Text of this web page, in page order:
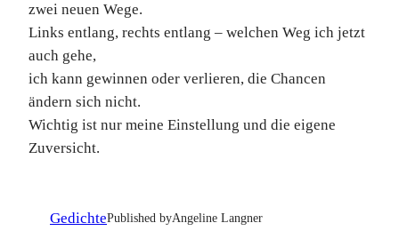
zwei neuen Wege.
Links entlang, rechts entlang – welchen Weg ich jetzt
auch gehe,
ich kann gewinnen oder verlieren, die Chancen
ändern sich nicht.
Wichtig ist nur meine Einstellung und die eigene
Zuversicht.
GedichtePublished byAngeline Langner